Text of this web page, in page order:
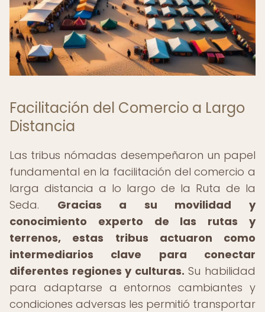
Facilitación del Comercio a Largo
Distancia
Las tribus nómadas desempeñaron un papel
fundamental en la facilitación del comercio a
larga distancia a lo largo de la Ruta de la
Seda. Gracias a su movilidad y
conocimiento experto de las rutas y
terrenos, estas tribus actuaron como
intermediarios clave para conectar
diferentes regiones y culturas. Su habilidad
para adaptarse a entornos cambiantes y
condiciones adversas les permitió transportar